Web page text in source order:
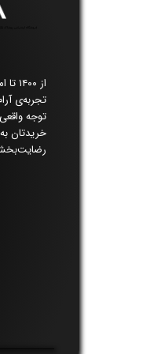
از
تجربه‌ی
توجه
خریدتان